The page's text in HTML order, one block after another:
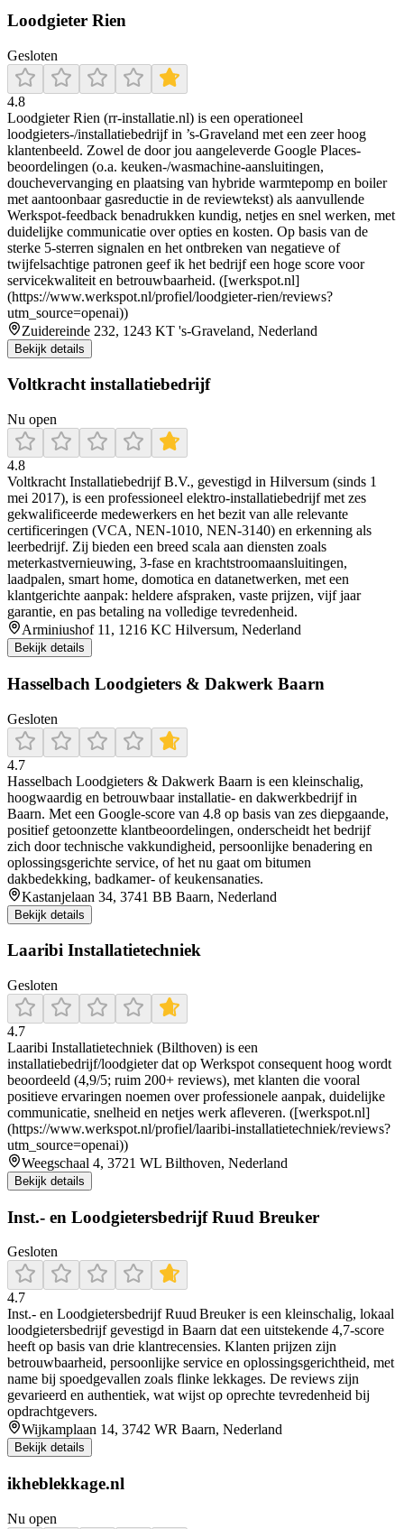
Loodgieter Rien
Gesloten
4.8
Loodgieter Rien (rr-installatie.nl) is een operationeel
loodgieters-/installatiebedrijf in ’s-Graveland met een zeer hoog
klantenbeeld. Zowel de door jou aangeleverde Google Places-
beoordelingen (o.a. keuken-/wasmachine-aansluitingen,
douchevervanging en plaatsing van hybride warmtepomp en boiler
met aantoonbaar gasreductie in de reviewtekst) als aanvullende
Werkspot-feedback benadrukken kundig, netjes en snel werken, met
duidelijke communicatie over opties en kosten. Op basis van de
sterke 5-sterren signalen en het ontbreken van negatieve of
twijfelsachtige patronen geef ik het bedrijf een hoge score voor
servicekwaliteit en betrouwbaarheid. ([werkspot.nl]
(https://www.werkspot.nl/profiel/loodgieter-rien/reviews?
utm_source=openai))
Zuidereinde 232, 1243 KT 's-Graveland, Nederland
Bekijk details
Voltkracht installatiebedrijf
Nu open
4.8
Voltkracht Installatiebedrijf B.V., gevestigd in Hilversum (sinds 1
mei 2017), is een professioneel elektro‑installatiebedrijf met zes
gekwalificeerde medewerkers en het bezit van alle relevante
certificeringen (VCA, NEN‑1010, NEN‑3140) en erkenning als
leerbedrijf. Zij bieden een breed scala aan diensten zoals
meterkastvernieuwing, 3‑fase en krachtstroomaansluitingen,
laadpalen, smart home, domotica en datanetwerken, met een
klantgerichte aanpak: heldere afspraken, vaste prijzen, vijf jaar
garantie, en pas betaling na volledige tevredenheid.
Arminiushof 11, 1216 KC Hilversum, Nederland
Bekijk details
Hasselbach Loodgieters & Dakwerk Baarn
Gesloten
4.7
Hasselbach Loodgieters & Dakwerk Baarn is een kleinschalig,
hoogwaardig en betrouwbaar installatie- en dakwerkbedrijf in
Baarn. Met een Google-score van 4.8 op basis van zes diepgaande,
positief getoonzette klantbeoordelingen, onderscheidt het bedrijf
zich door technische vakkundigheid, persoonlijke benadering en
oplossingsgerichte service, of het nu gaat om bitumen
dakbedekking, badkamer- of keukensanaties.
Kastanjelaan 34, 3741 BB Baarn, Nederland
Bekijk details
Laaribi Installatietechniek
Gesloten
4.7
Laaribi Installatietechniek (Bilthoven) is een
installatiebedrijf/loodgieter dat op Werkspot consequent hoog wordt
beoordeeld (4,9/5; ruim 200+ reviews), met klanten die vooral
positieve ervaringen noemen over professionele aanpak, duidelijke
communicatie, snelheid en netjes werk afleveren. ([werkspot.nl]
(https://www.werkspot.nl/profiel/laaribi-installatietechniek/reviews?
utm_source=openai))
Weegschaal 4, 3721 WL Bilthoven, Nederland
Bekijk details
Inst.- en Loodgietersbedrijf Ruud Breuker
Gesloten
4.7
Inst.- en Loodgietersbedrijf Ruud Breuker is een kleinschalig, lokaal
loodgietersbedrijf gevestigd in Baarn dat een uitstekende 4,7‑score
heeft op basis van drie klantrecensies. Klanten prijzen zijn
betrouwbaarheid, persoonlijke service en oplossingsgerichtheid, met
name bij spoedgevallen zoals flinke lekkages. De reviews zijn
gevarieerd en authentiek, wat wijst op oprechte tevredenheid bij
opdrachtgevers.
Wijkamplaan 14, 3742 WR Baarn, Nederland
Bekijk details
ikheblekkage.nl
Nu open